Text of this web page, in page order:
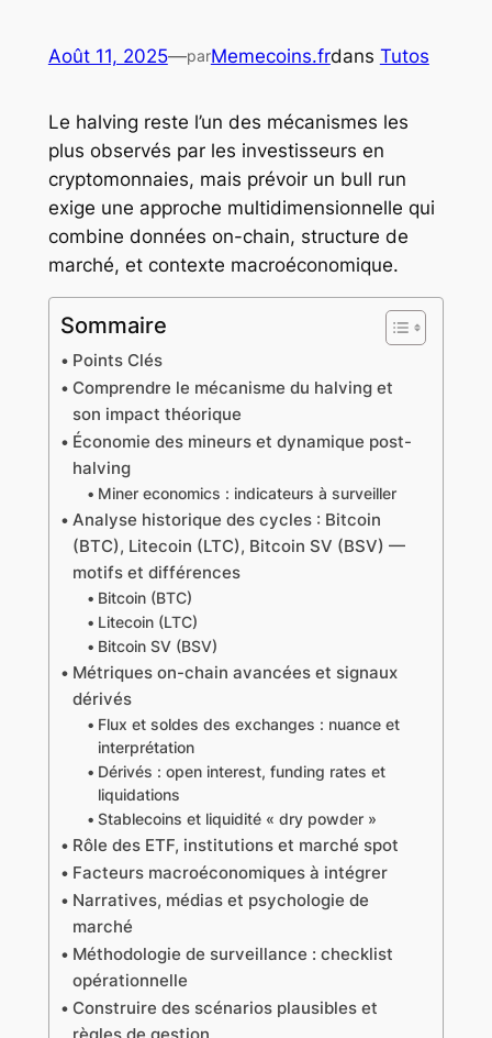
Août 11, 2025—parMemecoins.frdans Tutos
Le halving reste l’un des mécanismes les
plus observés par les investisseurs en
cryptomonnaies, mais prévoir un bull run
exige une approche multidimensionnelle qui
combine données on-chain, structure de
marché, et contexte macroéconomique.
Sommaire
Points Clés
Comprendre le mécanisme du halving et
son impact théorique
Économie des mineurs et dynamique post-
halving
Miner economics : indicateurs à surveiller
Analyse historique des cycles : Bitcoin
(BTC), Litecoin (LTC), Bitcoin SV (BSV) —
motifs et différences
Bitcoin (BTC)
Litecoin (LTC)
Bitcoin SV (BSV)
Métriques on-chain avancées et signaux
dérivés
Flux et soldes des exchanges : nuance et
interprétation
Dérivés : open interest, funding rates et
liquidations
Stablecoins et liquidité « dry powder »
Rôle des ETF, institutions et marché spot
Facteurs macroéconomiques à intégrer
Narratives, médias et psychologie de
marché
Méthodologie de surveillance : checklist
opérationnelle
Construire des scénarios plausibles et